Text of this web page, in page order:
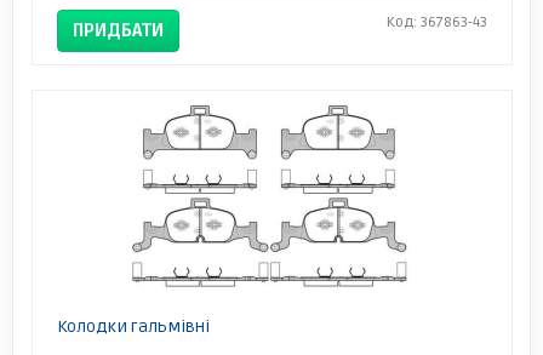
ПРИДБАТИ Код: 367863-43
Колодки гальмівні